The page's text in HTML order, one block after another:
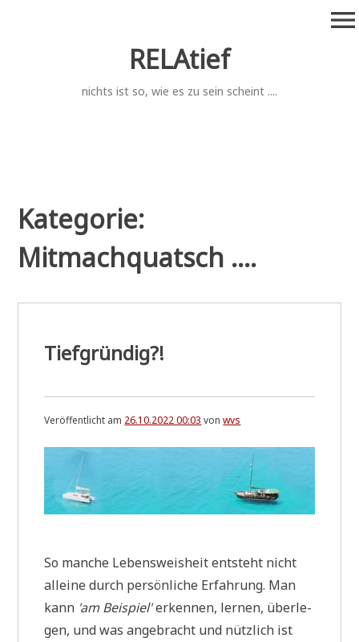
RELAtief
nichts ist so, wie es zu sein scheint ....
menu
Kategorie:
Mitmachquatsch ....
Tiefgründig?!
Veröffentlicht am 26.10.2022 00:03 vonwvs
So man­che Lebens­weis­heit ent­steht nicht
allei­ne durch per­sön­li­che Erfah­rung. Man
kann 'am Bei­spiel'erken­nen, ler­nen, über­le­
gen, und was ange­bracht und nütz­lich ist